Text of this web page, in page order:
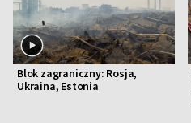
Blok zagraniczny: Rosja,
Ukraina, Estonia